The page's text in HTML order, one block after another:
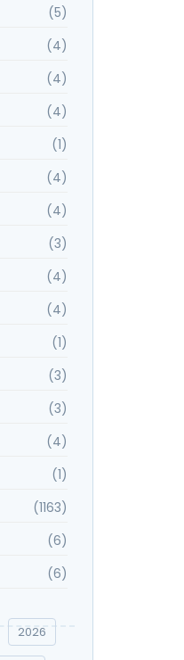
(5)
(4)
(4)
(4)
(1)
(4)
(4)
(3)
(4)
(4)
(1)
(3)
(3)
(4)
(1)
(1163)
(6)
(6)
2026